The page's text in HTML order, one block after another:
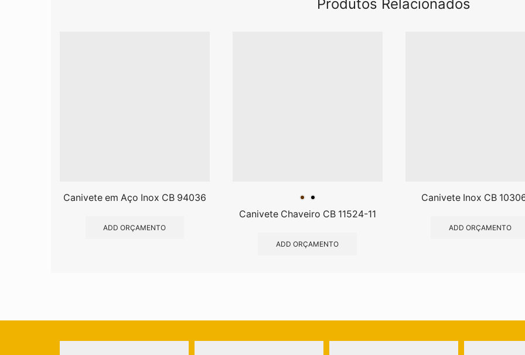
Produtos Relacionados
Canivete em Aço Inox CB 94036
ADD ORÇAMENTO
Canivete Chaveiro CB 11524-11
ADD ORÇAMENTO
Canivete Inox CB
ADD ORÇAMENTO